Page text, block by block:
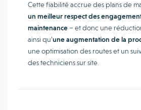
Cette fiabilité accrue des plans de
un meilleur respect des
maintenance – et donc une
ainsi qu’une augmentation de la
une optimisation des routes et un
des techniciens sur site.